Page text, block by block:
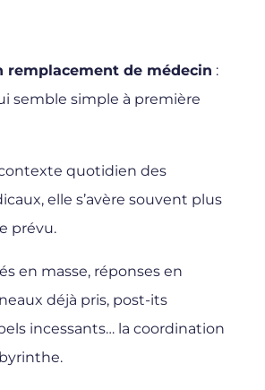
remplacement de médecin :
semble simple à première
quotidien des
elle s’avère souvent plus
prévu.
en masse, réponses en
déjà pris, post-its
incessants… la coordination